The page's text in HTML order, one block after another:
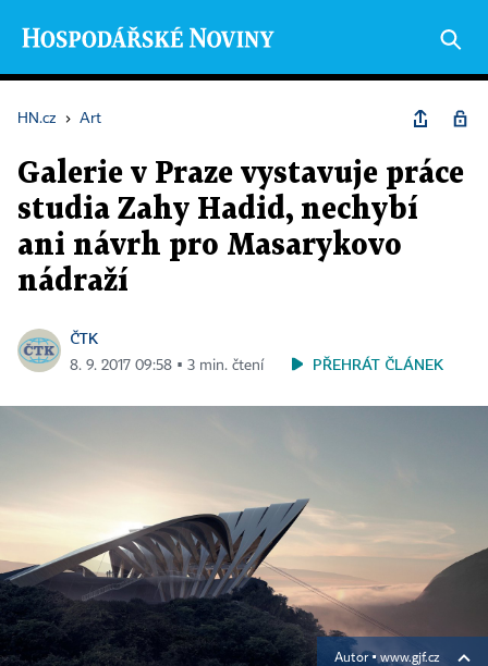
HN.cz › Art
Galerie v Praze vystavuje práce
studia Zahy Hadid, nechybí
ani návrh pro Masarykovo
nádraží
ČTK
8. 9. 2017 09:58 ▪ 3 min. čtení PŘEHRÁT ČLÁNEK
Autor ▪www.gjf.cz